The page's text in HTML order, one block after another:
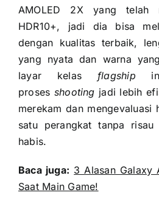
AMOLED 2X yang telah
HDR10+, jadi dia bisa
dengan kualitas terbaik,
yang nyata dan warna
layar kelas flagship
proses shooting jadi lebih
merekam dan mengevaluasi
satu perangkat tanpa
habis.
Baca juga: 3 Alasan Galaxy
Saat Main Game!